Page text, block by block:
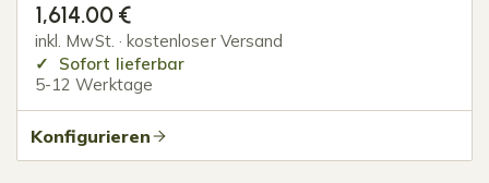
1,614.00 €
inkl. MwSt. · kostenloser Versand
Sofort lieferbar
5-12 Werktage
Konfigurieren